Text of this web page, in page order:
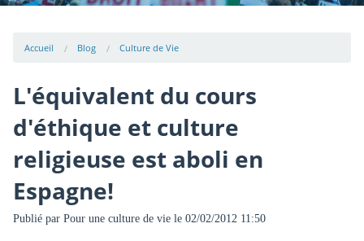
Accueil Blog Culture de Vie
L'équivalent du cours
d'éthique et culture
religieuse est aboli en
Espagne!
Publié par Pour une culture de viele 02/02/2012 11:50